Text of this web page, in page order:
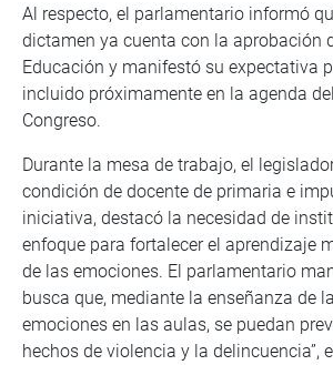
Al respecto, el parlamentario informó
dictamen ya cuenta con la aprobación
Educación y manifestó su expectativa
incluido próximamente en la agenda
Congreso.
Durante la mesa de trabajo, el
condición de docente de primaria e
iniciativa, destacó la necesidad de
enfoque para fortalecer el aprendizaje
de las emociones. El parlamentario
busca que, mediante la enseñanza de
emociones en las aulas, se puedan
hechos de violencia y la delincuencia”,